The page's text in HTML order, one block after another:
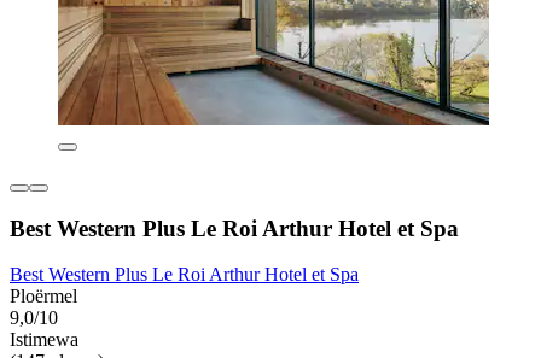
Best Western Plus Le Roi Arthur Hotel et Spa
Best Western Plus Le Roi Arthur Hotel et Spa
Ploërmel
9,0/10
Istimewa